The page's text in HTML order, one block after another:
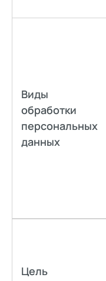
Виды
обработки
персональных
данных
Цель